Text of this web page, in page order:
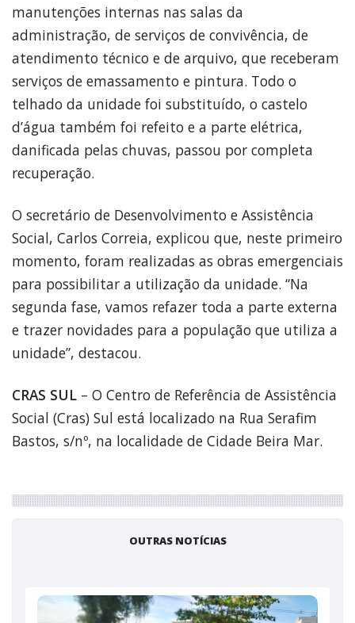
manutenções internas nas salas da
administração, de serviços de convivência, de
atendimento técnico e de arquivo, que receberam
serviços de emassamento e pintura. Todo o
telhado da unidade foi substituído, o castelo
d’água também foi refeito e a parte elétrica,
danificada pelas chuvas, passou por completa
recuperação.
O secretário de Desenvolvimento e Assistência
Social, Carlos Correia, explicou que, neste primeiro
momento, foram realizadas as obras emergenciais
para possibilitar a utilização da unidade. “Na
segunda fase, vamos refazer toda a parte externa
e trazer novidades para a população que utiliza a
unidade”, destacou.
CRAS SUL – O Centro de Referência de Assistência
Social (Cras) Sul está localizado na Rua Serafim
Bastos, s/nº, na localidade de Cidade Beira Mar.
OUTRAS NOTÍCIAS